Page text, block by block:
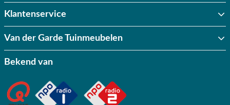
Klantenservice
Van der Garde Tuinmeubelen
Bekend van